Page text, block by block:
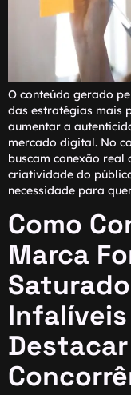
O conteúdo gerado
das estratégias mais
aumentar a
mercado digital. No
buscam conexão
criatividade do
necessidade para
Como
Marca